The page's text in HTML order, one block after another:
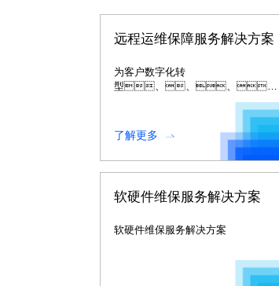
远程运维保障服务解决方案
为客户数字化转
型、、、、
能、、、、
云计算、、、物
联网、、区块
技术领域保驾护航，，
程。。。。
了解更多
软硬件维保服务解决方案
软硬件维保服务解决方案